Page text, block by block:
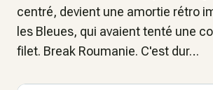
centré, devient une amortie rétro
les Bleues, qui avaient tenté une
filet. Break Roumanie. C'est dur…